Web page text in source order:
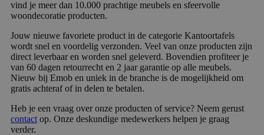
vind je meer dan 10.000 prachtige meubels en sfeervolle
woondecoratie producten.
Jouw nieuwe favoriete product in de categorie Kantoortafels
wordt snel en voordelig verzonden. Veel van onze producten zijn
direct leverbaar en worden snel geleverd. Bovendien profiteer je
van 60 dagen retourrecht en 2 jaar garantie op alle meubels.
Nieuw bij Emob en uniek in de branche is de mogelijkheid om
gratis achteraf of in delen te betalen.
Heb je een vraag over onze producten of service? Neem gerust
contact op. Onze deskundige medewerkers helpen je graag
verder.